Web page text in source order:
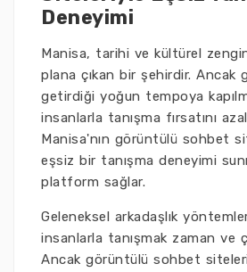
Deneyimi
Manisa, tarihi ve kültürel
plana çıkan bir şehirdir. Ancak
getirdiği yoğun tempoya
insanlarla tanışma fırsatını
Manisa'nın görüntülü sohbet
eşsiz bir tanışma deneyimi
platform sağlar.
Geleneksel arkadaşlık
insanlarla tanışmak zaman ve
Ancak görüntülü sohbet